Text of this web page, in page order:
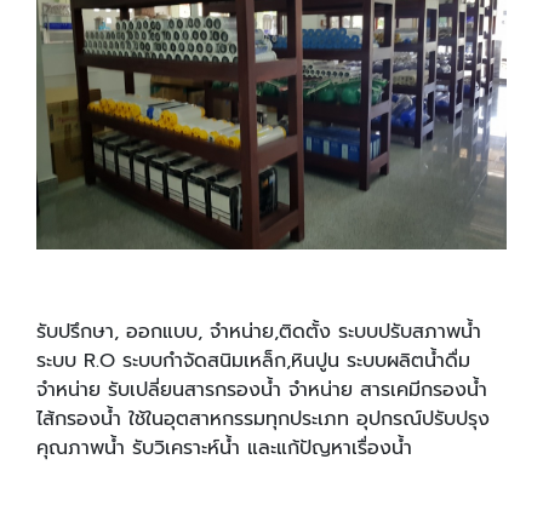
รับปรึกษา, ออกแบบ, จำหน่าย,ติดตั้ง ระบบปรับสภาพน้ำ
ระบบ R.O ระบบกำจัดสนิมเหล็ก,หินปูน ระบบผลิตน้ำดื่ม
จำหน่าย รับเปลี่ยนสารกรองน้ำ จำหน่าย สารเคมีกรองน้ำ
ไส้กรองน้ำ ใช้ในอุตสาหกรรมทุกประเภท อุปกรณ์ปรับปรุง
คุณภาพน้ำ รับวิเคราะห์น้ำ และแก้ปัญหาเรื่องน้ำ